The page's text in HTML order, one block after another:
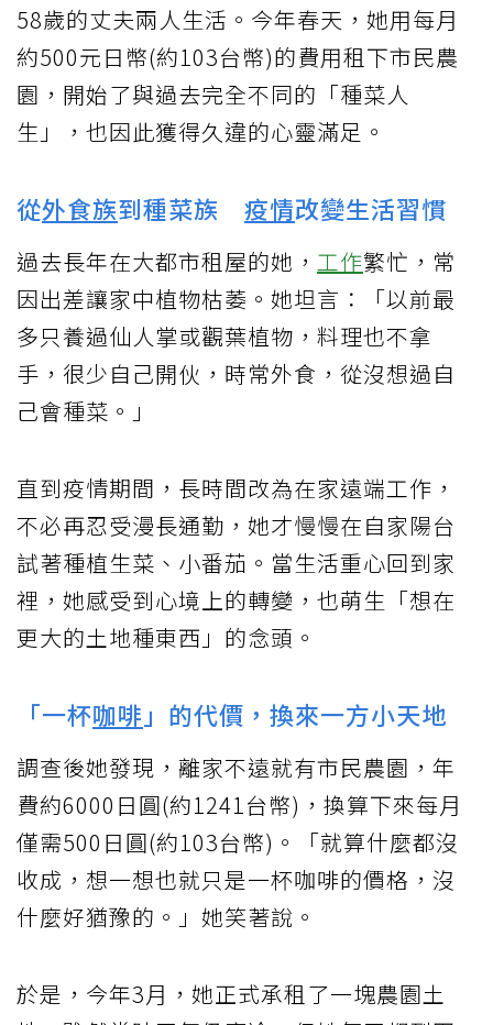
58歲的丈夫兩人生活。今年春天，她用每月
約500元日幣(約103台幣)的費用租下市民農
園，開始了與過去完全不同的「種菜人
生」，也因此獲得久違的心靈滿足。
從外食族到種菜族 疫情改變生活習慣
過去長年在大都市租屋的她， 工作繁忙，常
因出差讓家中植物枯萎。她坦言：「以前最
多只養過仙人掌或觀葉植物，料理也不拿
手，很少自己開伙，時常外食，從沒想過自
己會種菜。」
直到疫情期間，長時間改為在家遠端工作，
不必再忍受漫長通勤，她才慢慢在自家陽台
試著種植生菜、小番茄。當生活重心回到家
裡，她感受到心境上的轉變，也萌生「想在
更大的土地種東西」的念頭。
「一杯咖啡 」的代價，換來一方小天地
調查後她發現，離家不遠就有市民農園，年
費約6000日圓(約1241台幣)，換算下來每月
僅需500日圓(約103台幣)。「就算什麼都沒
收成，想一想也就只是一杯咖啡的價格，沒
什麼好猶豫的。」她笑著說。
於是，今年3月，她正式承租了一塊農園土